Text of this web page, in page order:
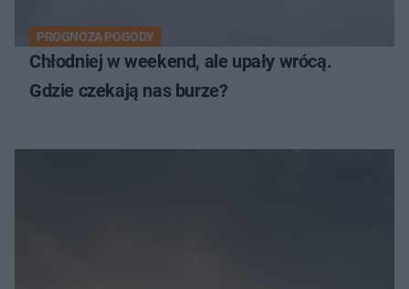
PROGNOZA POGODY
Chłodniej w weekend, ale upały wrócą.
Gdzie czekają nas burze?